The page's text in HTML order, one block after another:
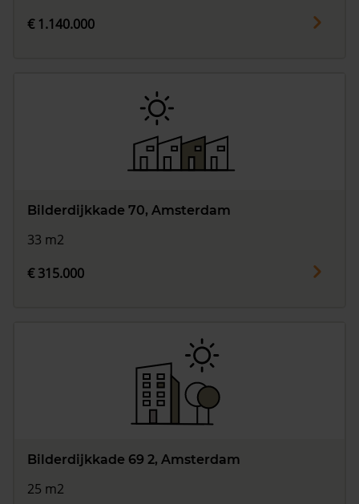
€ 1.140.000
Bilderdijkkade 70, Amsterdam
33 m2
€ 315.000
Bilderdijkkade 69 2, Amsterdam
25 m2